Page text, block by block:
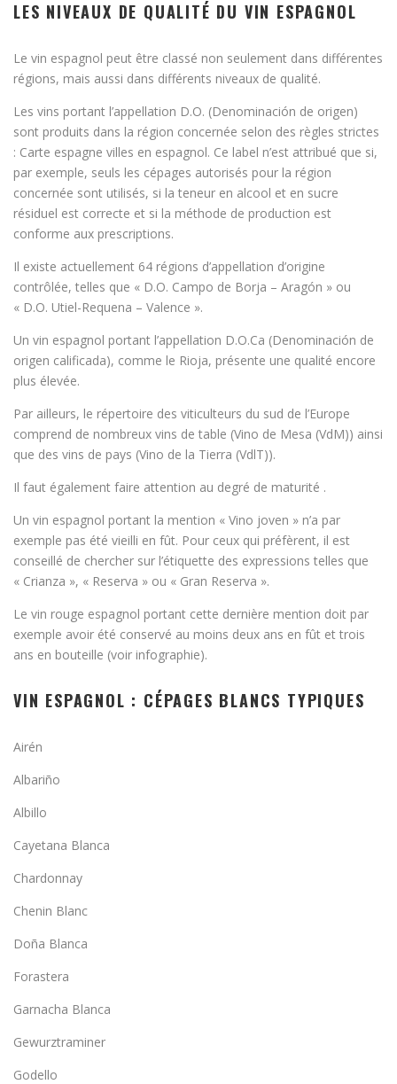
LES NIVEAUX DE QUALITÉ DU VIN ESPAGNOL
Le vin espagnol peut être classé non seulement dans différentes
régions, mais aussi dans différents niveaux de qualité.
Les vins portant l’appellation D.O. (Denominación de origen)
sont produits dans la région concernée selon des règles strictes
: Carte espagne villes en espagnol. Ce label n’est attribué que si,
par exemple, seuls les cépages autorisés pour la région
concernée sont utilisés, si la teneur en alcool et en sucre
résiduel est correcte et si la méthode de production est
conforme aux prescriptions.
Il existe actuellement 64 régions d’appellation d’origine
contrôlée, telles que « D.O. Campo de Borja – Aragón » ou
« D.O. Utiel-Requena – Valence ».
Un vin espagnol portant l’appellation D.O.Ca (Denominación de
origen calificada), comme le Rioja, présente une qualité encore
plus élevée.
Par ailleurs, le répertoire des viticulteurs du sud de l’Europe
comprend de nombreux vins de table (Vino de Mesa (VdM)) ainsi
que des vins de pays (Vino de la Tierra (VdlT)).
Il faut également faire attention au degré de maturité .
Un vin espagnol portant la mention « Vino joven » n’a par
exemple pas été vieilli en fût. Pour ceux qui préfèrent, il est
conseillé de chercher sur l’étiquette des expressions telles que
« Crianza », « Reserva » ou « Gran Reserva ».
Le vin rouge espagnol portant cette dernière mention doit par
exemple avoir été conservé au moins deux ans en fût et trois
ans en bouteille (voir infographie).
VIN ESPAGNOL : CÉPAGES BLANCS TYPIQUES
Airén
Albariño
Albillo
Cayetana Blanca
Chardonnay
Chenin Blanc
Doña Blanca
Forastera
Garnacha Blanca
Gewurztraminer
Godello